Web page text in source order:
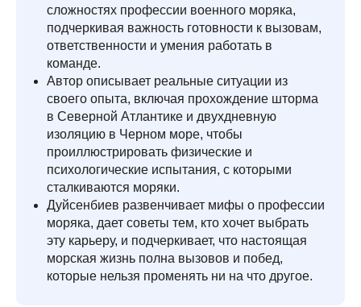
сложностях профессии военного моряка,
подчеркивая важность готовности к вызовам,
ответственности и умения работать в
команде.
Автор описывает реальные ситуации из
своего опыта, включая прохождение шторма
в Северной Атлантике и двухдневную
изоляцию в Черном море, чтобы
проиллюстрировать физические и
психологические испытания, с которыми
сталкиваются моряки.
Дуйсенбиев развенчивает мифы о профессии
моряка, дает советы тем, кто хочет выбрать
эту карьеру, и подчеркивает, что настоящая
морская жизнь полна вызовов и побед,
которые нельзя променять ни на что другое.